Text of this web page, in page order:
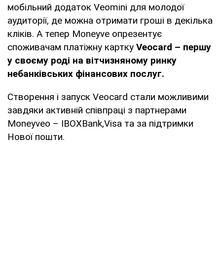
мобільний додаток Veomini для молодої
аудиторії, де можна отримати гроші в декілька
кліків. А тепер Moneyve oпрезентує
споживачам платіжну картку Veocard – першу
у своєму роді на вітчизняному ринку
небанківських фінансових послуг.
Створення і запуск Veocard стали можливими
завдяки активній співпраці з партнерами
Moneyveo – IBOXBank,Visa та за підтримки
Нової пошти.